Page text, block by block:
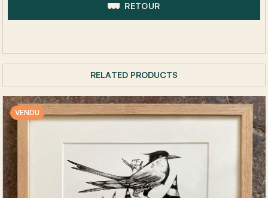
RETOUR
RELATED PRODUCTS
VENDU